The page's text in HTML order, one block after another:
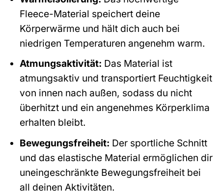
Fleece-Material speichert deine
Körperwärme und hält dich auch bei
niedrigen Temperaturen angenehm warm.
Atmungsaktivität: Das Material ist
atmungsaktiv und transportiert Feuchtigkeit
von innen nach außen, sodass du nicht
überhitzt und ein angenehmes Körperklima
erhalten bleibt.
Bewegungsfreiheit: Der sportliche Schnitt
und das elastische Material ermöglichen dir
uneingeschränkte Bewegungsfreiheit bei
all deinen Aktivitäten.